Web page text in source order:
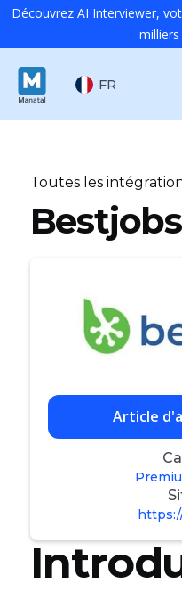
Découvrez AI Interviewer,
FR
Toutes les
Bestjobs
Article